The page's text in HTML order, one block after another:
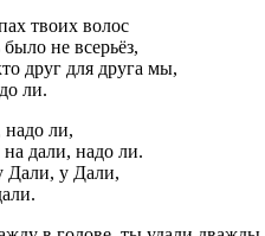
твоих волос
не всерьёз,
друг для друга мы,
ли.
надо ли,
дали, надо ли.
Дали, у Дали,